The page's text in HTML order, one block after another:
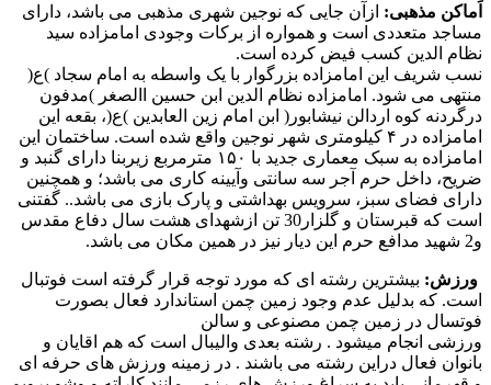
اَماکن مذهبی: ازآن جایی که نوجین شهری مذهبی می باشد، دارای
مساجد متعددی است و همواره از برکات وجودی امامزاده سید
نظام الدین کسب فیض کرده است.
نسب شریف این امامزاده بزرگوار با یک واسطه به امام سجاد )ع(
منتهی می شود. امامزاده نظام الدین ابن حسین االصغر )مدفون
درگردنه کوه اردالن نیشابور( ابن امام زین العابدین )ع(، بقعه این
امامزاده در ۴ کیلومتری شهر نوجین واقع شده است. ساختمان این
امامزاده به سبک معماری جدید با ۱۵۰ مترمربع زیربنا دارای گنبد و
ضریح، داخل حرم آجر سه سانتی وآیینه کاری می باشد؛ و همچنین
دارای فضای سبز، سرویس بهداشتی و پارک بازی می باشد.. گفتنی
است که قبرستان و گلزار30 تن ازشهدای هشت سال دفاع مقدس
و2 شهید مدافع حرم این دیار نیز در همین مکان می باشد.
ورزش: بیشترین رشته ای که مورد توجه قرار گرفته است فوتبال
است. که بدلیل عدم وجود زمین چمن استاندارد فعال بصورت
فوتسال در زمین چمن مصنوعی و سالن
ورزشی انجام میشود . رشته بعدی والیبال است که هم اقایان و
بانوان فعال دراین رشته می باشند . در زمینه ورزش های حرفه ای